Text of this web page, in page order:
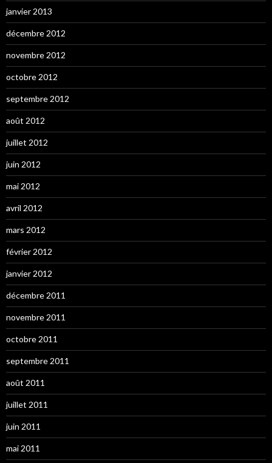
janvier 2013
décembre 2012
novembre 2012
octobre 2012
septembre 2012
août 2012
juillet 2012
juin 2012
mai 2012
avril 2012
mars 2012
février 2012
janvier 2012
décembre 2011
novembre 2011
octobre 2011
septembre 2011
août 2011
juillet 2011
juin 2011
mai 2011